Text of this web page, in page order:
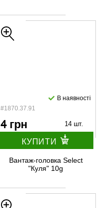
#1870.37.91
В наявності
4 грн 14 шт.
КУПИТИ
Вантаж-головка Select
"Куля" 10g